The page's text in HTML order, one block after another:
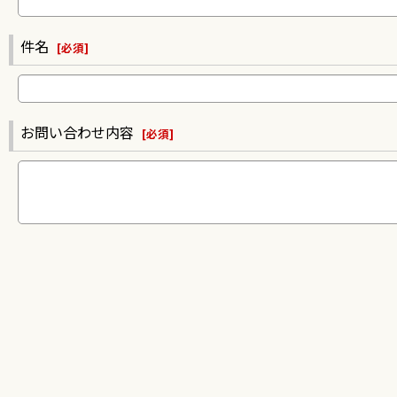
件名 [必須]
お問い合わせ内容 [必須]